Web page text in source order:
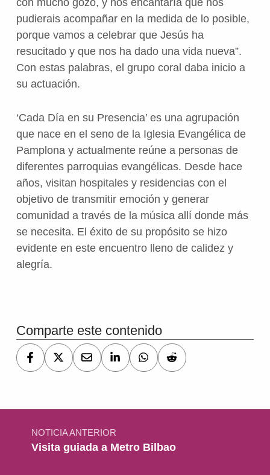
pudierais acompañar en la medida de lo posible,
porque vamos a celebrar que Jesús ha
resucitado y que nos ha dado una vida nueva”.
Con estas palabras, el grupo coral daba inicio a
su actuación.
‘Cada Día en su Presencia’ es una agrupación
que nace en el seno de la Iglesia Evangélica de
Pamplona y actualmente reúne a personas de
diferentes parroquias evangélicas. Desde hace
años, visitan hospitales y residencias con el
objetivo de transmitir emoción y generar
comunidad a través de la música allí donde más
se necesita. El éxito de su propósito se hizo
evidente en este encuentro lleno de calidez y
alegría.
Comparte este contenido
Navegación de entradas
NOTICIA ANTERIOR
Visita guiada a Metro Bilbao